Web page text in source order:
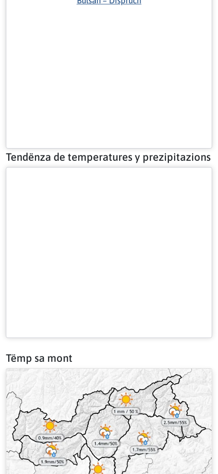
Tendënza de temperatures y prezipitazions
Tëmp sa mont